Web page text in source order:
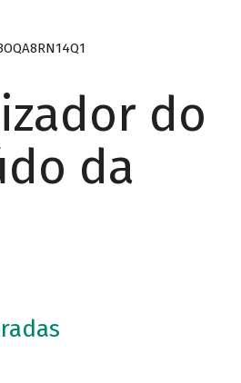
do
da